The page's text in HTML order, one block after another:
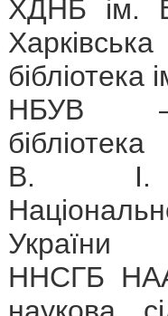
ХДНБ ім.
бібліотека
НБУВ —
В. І.
України
ННСГБ